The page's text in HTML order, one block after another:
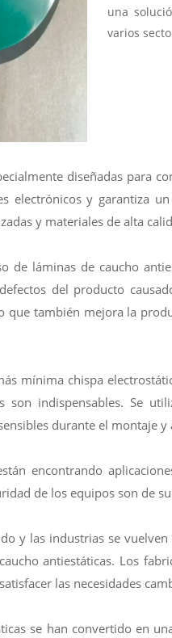
una
varios
diseñadas para
electrónicos y garantiza
y materiales de alta
de láminas de caucho
del producto
también mejora la
mínima chispa
son indispensables. Se
durante el montaje y
encontrando
de los equipos son de
y las industrias se
antiestáticas. Los
las necesidades
se han convertido en